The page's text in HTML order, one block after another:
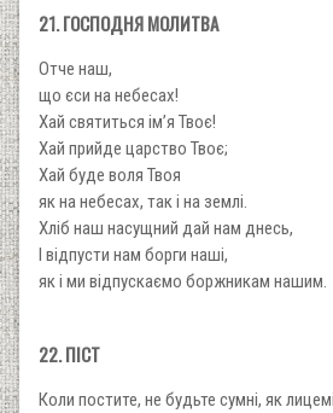
21. ГОСПОДНЯ МОЛИТВА
Отче наш,
що єси на небесах!
Хай святиться ім’я Твоє!
Хай прийде царство Твоє;
Хай буде воля Твоя
як на небесах, так і на землі.
Хліб наш насущний дай нам днесь,
І відпусти нам борги наші,
як і ми відпускаємо боржникам нашим.
22. ПІСТ
Коли постите, не будьте сумні, як